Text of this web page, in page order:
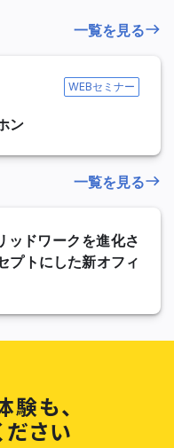
WEBセミナー
ン
一覧を見る
ッドワークを進化さ
プトにした新オフィ
一覧を見る
も、
さい